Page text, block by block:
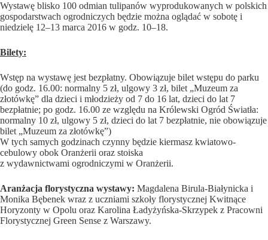
Wystawę blisko 100 odmian tulipanów wyprodukowanych w polskich
gospodarstwach ogrodniczych będzie można oglądać w sobotę i
niedzielę 12–13 marca 2016 w godz. 10–18.
Bilety:
Wstęp na wystawę jest bezpłatny. Obowiązuje bilet wstępu do parku
(do godz. 16.00: normalny 5 zł, ulgowy 3 zł, bilet „Muzeum za
złotówkę” dla dzieci i młodzieży od 7 do 16 lat, dzieci do lat 7
bezpłatnie; po godz. 16.00 ze względu na Królewski Ogród Światła:
normalny 10 zł, ulgowy 5 zł, dzieci do lat 7 bezpłatnie, nie obowiązuje
bilet „Muzeum za złotówkę”)
W tych samych godzinach czynny będzie kiermasz kwiatowo-
cebulowy obok Oranżerii oraz stoiska
z wydawnictwami ogrodniczymi w Oranżerii.
Aranżacja florystyczna wystawy: Magdalena Birula-Białynicka i
Monika Bębenek wraz z uczniami szkoły florystycznej Kwitnące
Horyzonty w Opolu oraz Karolina Ładyżyńska-Skrzypek z Pracowni
Florystycznej Green Sense z Warszawy.